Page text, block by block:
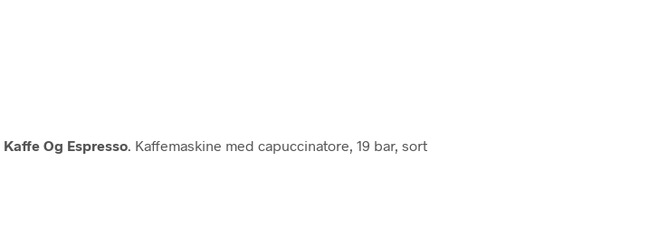
Kaffe Og Espresso . Kaffemaskine med capuccinatore, 19 bar, sort